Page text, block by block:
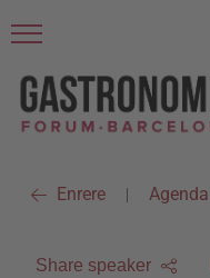
Enrere | Agenda
Share speaker